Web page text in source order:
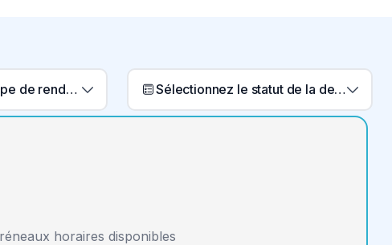
Sélectionnez un type de rendez-vous Sélectionnez le statut de la demande
horaires disponibles